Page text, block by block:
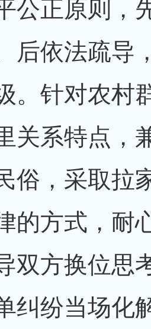
公正原则，
后依法疏导
。针对农村
关系特点，
俗，采取拉
的方式，耐
双方换位思
纠纷当场化